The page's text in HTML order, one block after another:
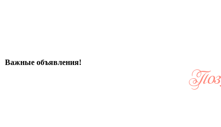
Важные объявления!